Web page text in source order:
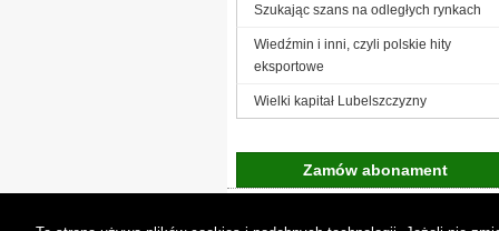
Szukając szans na odległych rynkach
Wiedźmin i inni, czyli polskie hity
eksportowe
Wielki kapitał Lubelszczyzny
Zamów abonament